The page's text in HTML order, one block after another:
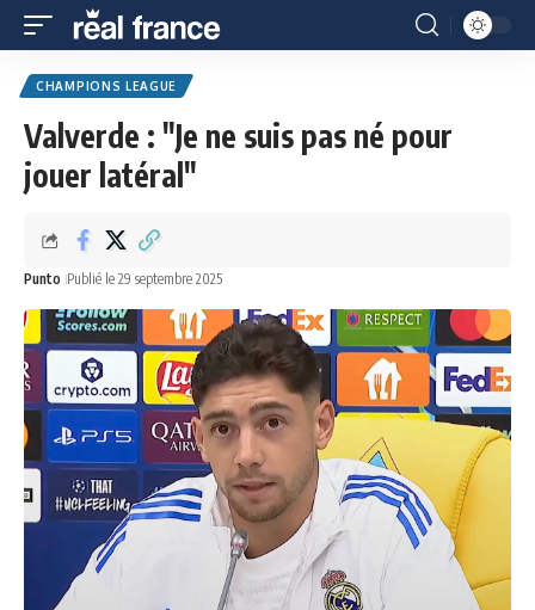
CHAMPIONS LEAGUE
Valverde : "Je ne suis pas né pour
jouer latéral"
Punto Publié le 29 septembre 2025